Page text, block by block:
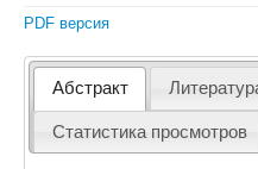
PDF версия
Абстракт
Статистика просмотров